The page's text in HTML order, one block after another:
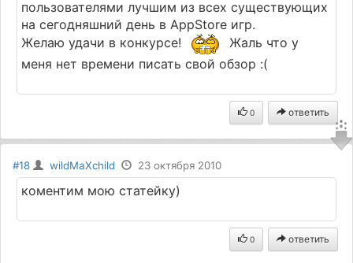
пользователями лучшим из всех существующих
на сегодняшний день в AppStore игр.
Желаю удачи в конкурсе!
Жаль что у
меня нет времени писать свой обзор :(
0 ответить
#18 wildMaXchild 23 октября 2010
коментим мою статейку)
0 ответить